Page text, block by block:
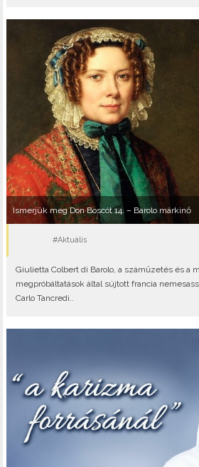
Ismerjük meg Don Boscót 14. – Barolo márkinő
#Aktuális
Giulietta Colbert di Barolo, a száműzetés és a
megpróbáltatások által sújtott francia
Carlo Tancredi..